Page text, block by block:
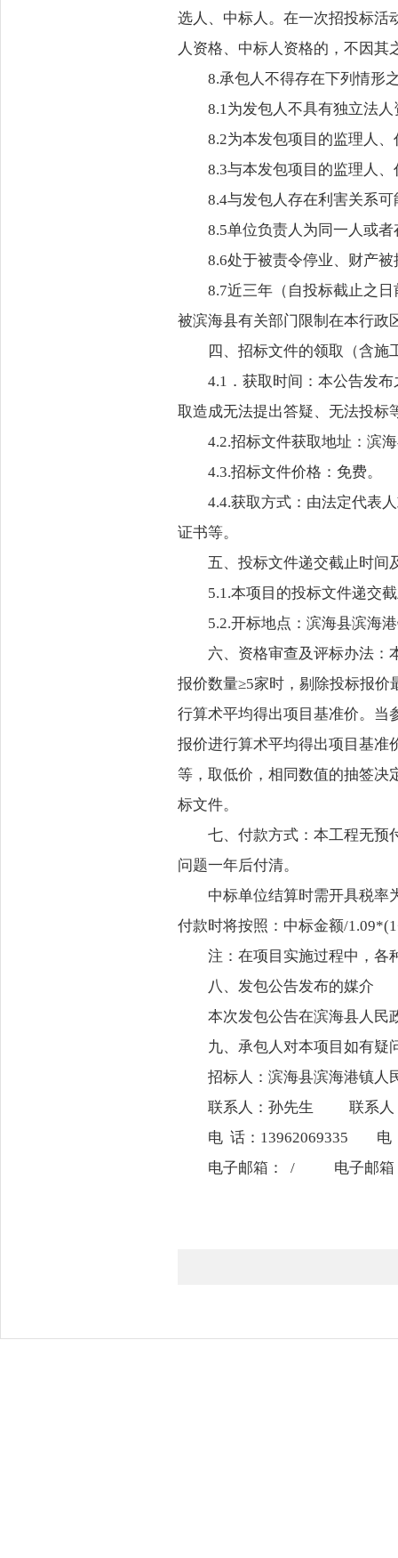
选人、中标人。在一次招投标活
人资格、中标人资格的，不因
8.承包人不得存在下列情形
8.1为发包人不具有独立法
8.2为本发包项目的监理人
8.3与本发包项目的监理人
8.4与发包人存在利害关系
8.5单位负责人为同一人或
8.6处于被责令停业、财产
8.7近三年（自投标截止之
被滨海县有关部门限制在本行政
四、招标文件的领取（含施
4.1．获取时间：本公告发
取造成无法提出答疑、无法投标
4.2.招标文件获取地址：滨
4.3.招标文件价格：免费。
4.4.获取方式：由法定代表
证书等。
五、投标文件递交截止时间
5.1.本项目的投标文件递交
5.2.开标地点：滨海县滨海
六、资格审查及评标办法：
报价数量≥5家时，剔除投标报价
行算术平均得出项目基准价。当
报价进行算术平均得出项目基准
等，取低价，相同数值的抽签决
标文件。
七、付款方式：本工程无预
问题一年后付清。
中标单位结算时需开具税率
付款时将按照：中标金额/
注：在项目实施过程中，各
八、发包公告发布的媒介
本次发包公告在滨海县人民
九、承包人对本项目如有疑
招标人：滨海县滨海港镇
联系人：孙先生 联系
电 话：13962069335 电
电子邮箱： / 电子邮